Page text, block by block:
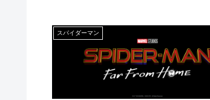
スパイダーマン